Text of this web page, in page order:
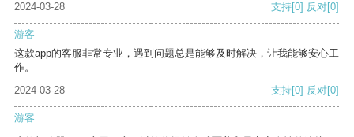
2024-03-28 支持[0] 反对[0]
游客
这款app的客服非常专业，遇到问题总是能够及时解决，让我能够安心工
作。
2024-03-28
支持[0] 反对[0]
游客